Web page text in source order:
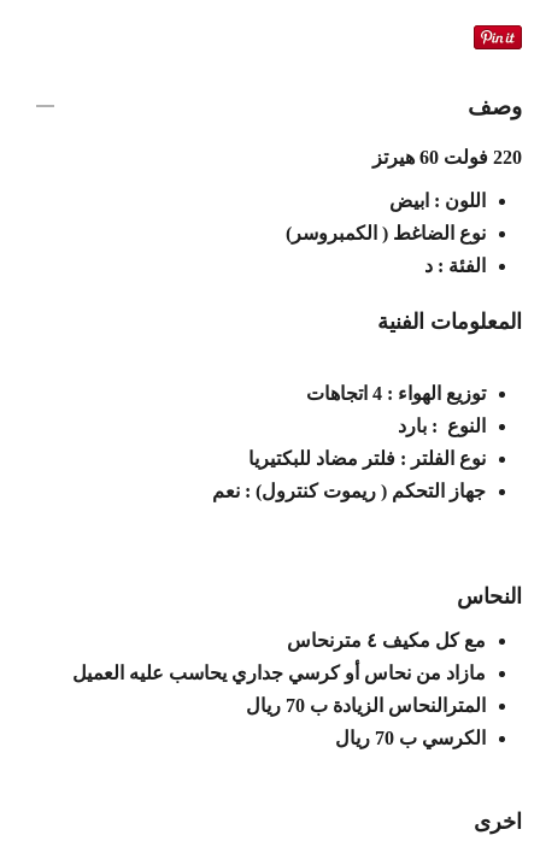
وصف
220 فولت 60 هيرتز
اللون : ابيض
نوع الضاغط ( الكمبروسر)
الفئة : د
المعلومات الفنية
توزيع الهواء : 4 اتجاهات
النوع : بارد
نوع الفلتر : فلتر مضاد للبكتيريا
جهاز التحكم ( ريموت كنترول) : نعم
النحاس
مع كل مكيف ٤ مترنحاس
مازاد من نحاس أو كرسي جداري يحاسب عليه العميل
المترالنحاس الزيادة ب 70 ريال
الكرسي ب 70 ريال
اخرى